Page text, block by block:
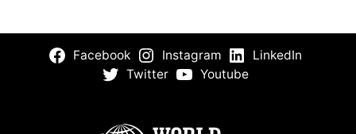
Facebook Instagram
LinkedIn
Twitter
Youtube